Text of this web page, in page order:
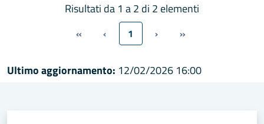
Risultati da 1 a 2 di 2 elementi
« ‹ 1 › »
Ultimo aggiornamento: 12/02/2026 16:00